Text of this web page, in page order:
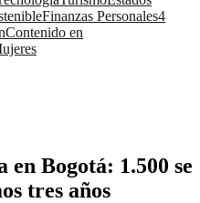
Finanzas Personales4
Contenido en
en Bogotá: 1.500 se
tres años